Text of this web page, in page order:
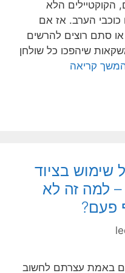
הקוקטיילים הלא
כוכבי הערב. אז אם
סתם רוצים להרשים
שיהפכו כל שולחן
קריאה
שימוש בציוד
– למה זה לא
פעם?
באמת עצרתם לחשוב